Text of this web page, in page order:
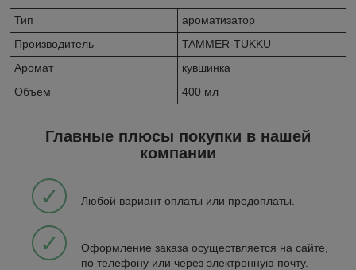
Тип
ароматизатор
Производитель
TAMMER-TUKKU
Аромат
кувшинка
Объем
400 мл
Главные плюсы покупки в нашей
компании
✓ Любой вариант оплаты или предоплаты.
✓
Оформление заказа осуществляется на сайте,
по телефону или через электронную почту.